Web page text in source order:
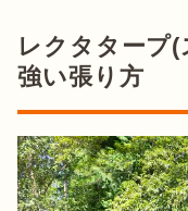
レクタタープ
強い張り方